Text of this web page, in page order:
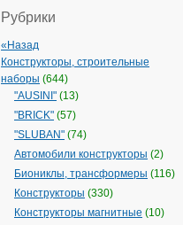
Рубрики
«Назад
Конструкторы, строительные
наборы (644)
"AUSINI" (13)
"BRICK" (57)
"SLUBAN" (74)
Автомобили конструкторы (2)
Биониклы, трансформеры (116)
Конструкторы (330)
Конструкторы магнитные (10)